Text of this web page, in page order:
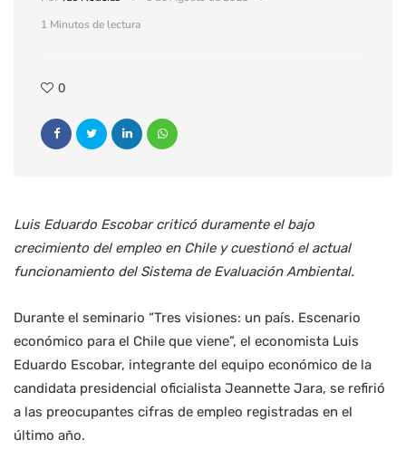
1 Minutos de lectura
0
Luis Eduardo Escobar criticó duramente el bajo
crecimiento del empleo en Chile y cuestionó el actual
funcionamiento del Sistema de Evaluación Ambiental.
Durante el seminario “Tres visiones: un país. Escenario
económico para el Chile que viene”, el economista Luis
Eduardo Escobar, integrante del equipo económico de la
candidata presidencial oficialista Jeannette Jara, se refirió
a las preocupantes cifras de empleo registradas en el
último año.